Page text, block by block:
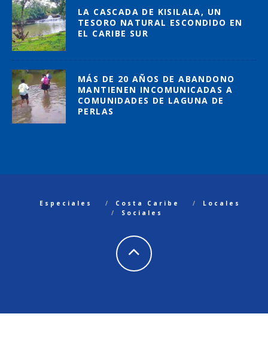
LA CASCADA DE KISILALA, UN
TESORO NATURAL ESCONDIDO EN
EL CARIBE SUR
MÁS DE 20 AÑOS DE ABANDONO
MANTIENEN INCOMUNICADAS A
COMUNIDADES DE LAGUNA DE
PERLAS
Especiales Costa Caribe
Locales
Sociales